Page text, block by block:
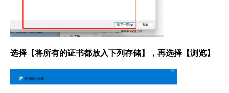
选择【将所有的证书都放入下列存储】，再选择【浏览】